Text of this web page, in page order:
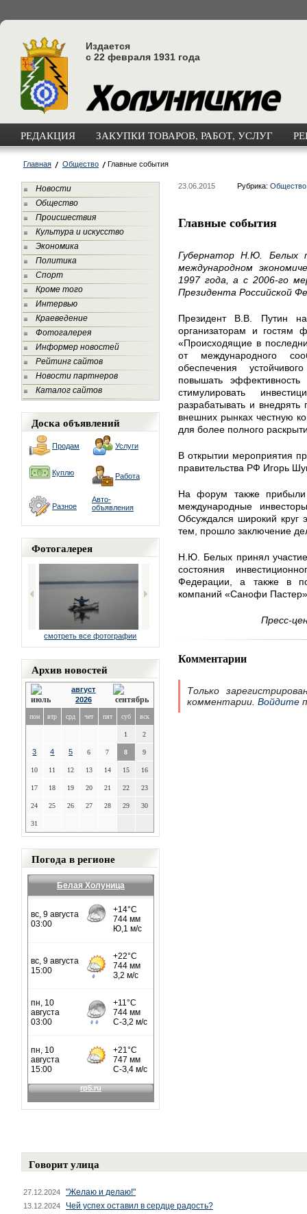
Издается
с 22 февраля 1931 года
РЕДАКЦИЯ ЗАКУПКИ ТОВАРОВ, РАБОТ, УСЛУГ
Главная Общество Главные события
Новости
Общество
Происшествия
Культура и искусство
Экономика
Политика
Спорт
Кроме того
Интервью
Краеведение
Фотогалерея
Информер новостей
Рейтинг сайтов
Новости партнеров
Каталог сайтов
Доска объявлений
Продам Услуги
Куплю Работа
Разное
Авто-
объявления
Фотогалерея
смотреть все фотографии
Архив новостей
август
2026
пон втр срд чет пят суб вск
1 2
3 4 5 6 7 8 9
10 11 12 13 14 15 16
17 18 19 20 21 22 23
24 25 26 27 28 29 30
31
Погода в регионе
Белая Холуница
23.06.2015 Рубрика: Общество
Главные события
Губернатор Н.Ю. Белых
международном
1997 года, а с 2006-го
Президента Российской
Президент В.В. Путин
организаторам и гостям
«Происходящие в
от международного
обеспечения
повышать
стимулировать
разрабатывать и
внешних рынках честную
для более полного
В открытии мероприятия
правительства РФ Игорь
На форум также прибыли
международные
Обсуждался широкий круг
тем, прошло заключение
Н.Ю. Белых принял
состояния
Федерации, а также в
компаний «Санофи
Пресс-
Комментарии
Только
комментарии. Войдите
Говорит улица
27.12.2024 "Желаю и делаю!"
13.12.2024 Чей успех оставил в сердце радость?